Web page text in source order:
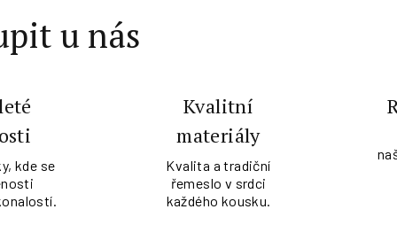
u nás
kde se
Kvalitní
materiály
Kvalita a tradiční
řemeslo v srdci
každého kousku.